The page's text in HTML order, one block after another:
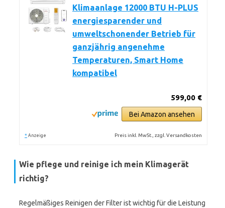
Klimaanlage 12000 BTU H-PLUS
energiesparender und
umweltschonender Betrieb für
ganzjährig angenehme
Temperaturen, Smart Home
kompatibel
599,00 €
Bei Amazon ansehen
* Anzeige Preis inkl. MwSt., zzgl. Versandkosten
Wie pflege und reinige ich mein Klimagerät
richtig?
Regelmäßiges Reinigen der Filter ist wichtig für die Leistung